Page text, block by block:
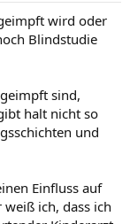
wird oder
Blindstudie
sind,
halt nicht so
und
Einfluss auf
ich, dass ich